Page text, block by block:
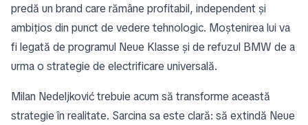
predă un brand care rămâne profitabil, independent și
ambițios din punct de vedere tehnologic. Moștenirea lui va
fi legată de programul Neue Klasse și de refuzul BMW de a
urma o strategie de electrificare universală.
Milan Nedeljković trebuie acum să transforme această
strategie în realitate. Sarcina sa este clară: să extindă Neue